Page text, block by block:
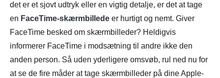
det er et sjovt udtryk eller en vigtig detalje, er det at tage
en FaceTime-skærmbillede er hurtigt og nemt. Giver
FaceTime besked om skærmbilleder? Heldigvis
informerer FaceTime i modsætning til andre ikke den
anden person. Så uden yderligere omsvøb, rul ned nu for
at se de fire måder at tage skærmbilleder på dine Apple-